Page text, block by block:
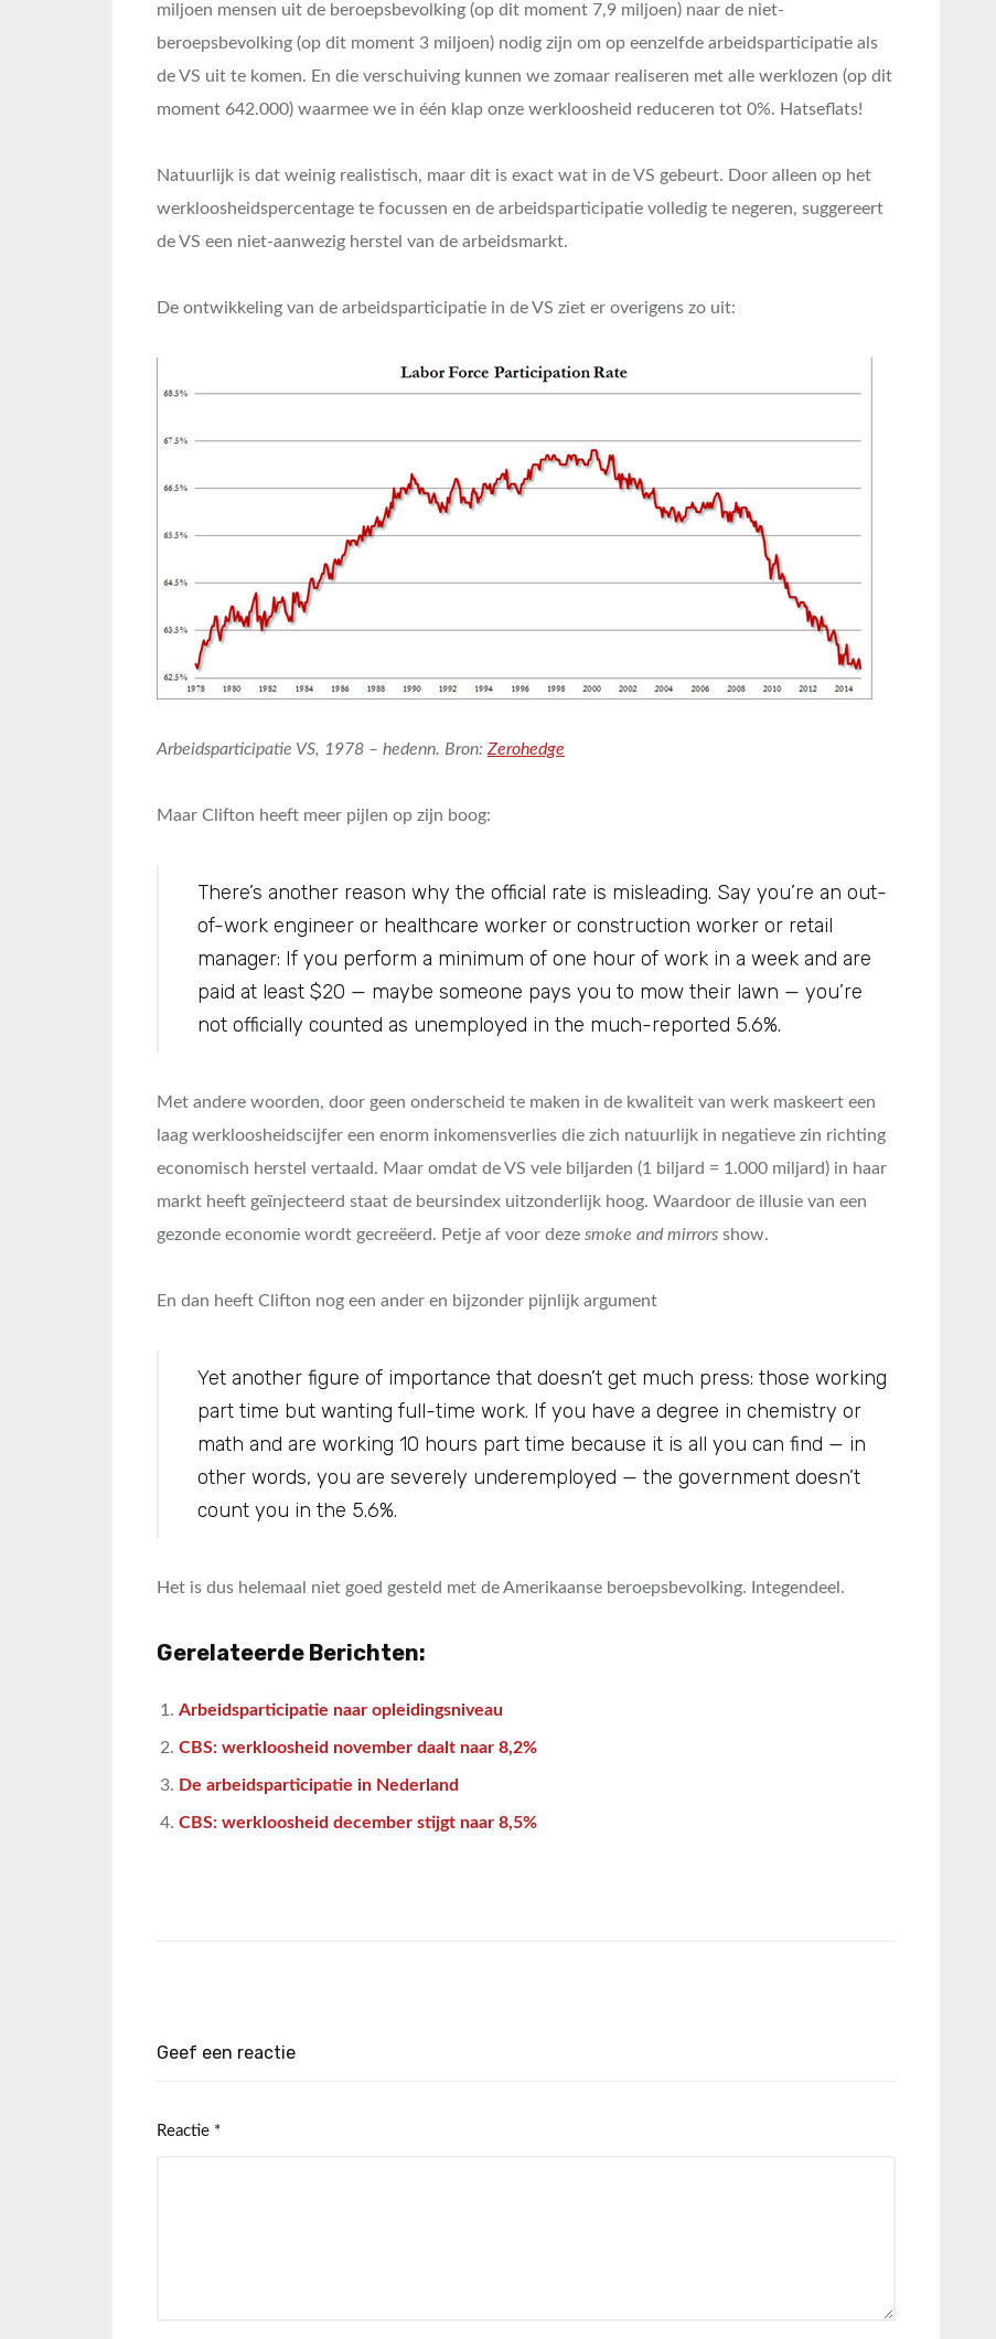
miljoen mensen uit de beroepsbevolking (op dit moment 7,9 miljoen) naar de niet-
beroepsbevolking (op dit moment 3 miljoen) nodig zijn om op eenzelfde arbeidsparticipatie als
de VS uit te komen. En die verschuiving kunnen we zomaar realiseren met alle werklozen (op dit
moment 642.000) waarmee we in één klap onze werkloosheid reduceren tot 0%. Hatseflats!
Natuurlijk is dat weinig realistisch, maar dit is exact wat in de VS gebeurt. Door alleen op het
werkloosheidspercentage te focussen en de arbeidsparticipatie volledig te negeren, suggereert
de VS een niet-aanwezig herstel van de arbeidsmarkt.
De ontwikkeling van de arbeidsparticipatie in de VS ziet er overigens zo uit:
Arbeidsparticipatie VS, 1978 – hedenn. Bron: Zerohedge
Maar Clifton heeft meer pijlen op zijn boog:
There’s another reason why the official rate is misleading. Say you’re an out-
of-work engineer or healthcare worker or construction worker or retail
manager: If you perform a minimum of one hour of work in a week and are
paid at least $20 — maybe someone pays you to mow their lawn — you’re
not officially counted as unemployed in the much-reported 5.6%.
Met andere woorden, door geen onderscheid te maken in de kwaliteit van werk maskeert een
laag werkloosheidscijfer een enorm inkomensverlies die zich natuurlijk in negatieve zin richting
economisch herstel vertaald. Maar omdat de VS vele biljarden (1 biljard = 1.000 miljard) in haar
markt heeft geïnjecteerd staat de beursindex uitzonderlijk hoog. Waardoor de illusie van een
gezonde economie wordt gecreëerd. Petje af voor deze smoke and mirrors show.
En dan heeft Clifton nog een ander en bijzonder pijnlijk argument
Yet another figure of importance that doesn’t get much press: those working
part time but wanting full-time work. If you have a degree in chemistry or
math and are working 10 hours part time because it is all you can find — in
other words, you are severely underemployed — the government doesn’t
count you in the 5.6%.
Het is dus helemaal niet goed gesteld met de Amerikaanse beroepsbevolking. Integendeel.
Gerelateerde Berichten:
Arbeidsparticipatie naar opleidingsniveau
CBS: werkloosheid november daalt naar 8,2%
De arbeidsparticipatie in Nederland
CBS: werkloosheid december stijgt naar 8,5%
Geef een reactie
Reactie *